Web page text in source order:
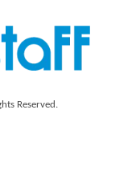
Reserved.